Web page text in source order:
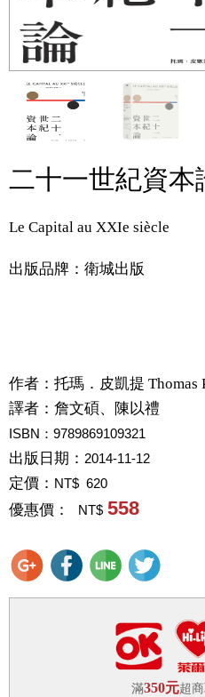
二十一世紀資本
Le Capital au XXIe siècle
出版品牌：衛城出版
作者： 托瑪．皮凱提 Thomas
譯者： 詹文碩、陳以禮
ISBN：9789869109321
出版日期： 2014-11-12
定價： NT$ 620
優惠價： NT$ 558
滿350元超